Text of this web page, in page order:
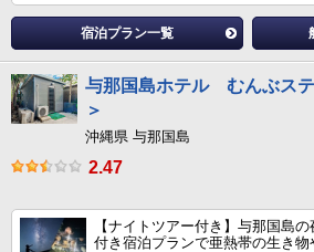
宿泊プラン一覧
与那国島ホテル むんぶス
＞
沖縄県 与那国島
2.47
【ナイトツアー付き】与那国島
付き宿泊プランで亜熱帯の生き物